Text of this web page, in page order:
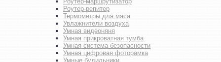
Роутер-репитер
Термометры для мяса
Увлажнители воздуха
Умная видеоняня
Умная прикроватная тумба
Умная система безопасности
Умная цифровая фоторамка
Умные будильники